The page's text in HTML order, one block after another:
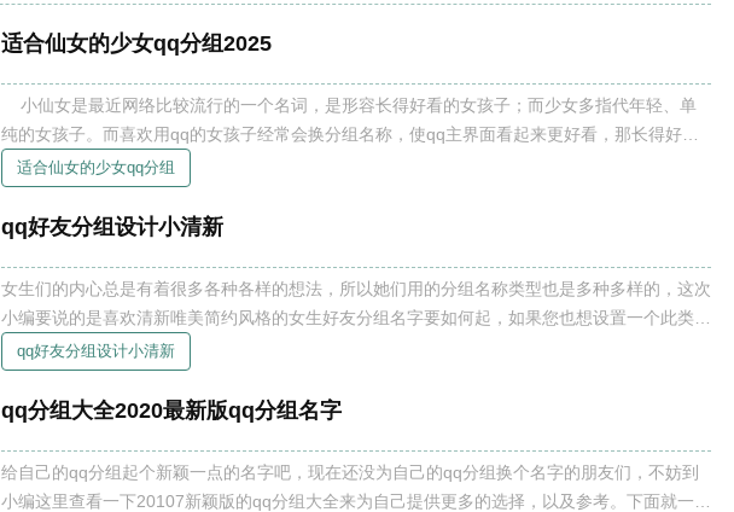
适合仙女的少女qq分组2025
纯的女孩子。而喜欢用qq的女孩子经常会换分组名称，使qq主界面看起来更好看，那长得好看
的女孩子的qq分组是什么样的呢？一起来看看适合仙女的少女qq分组。 适合仙女的少女qq分
组 很多女孩子都喜
适合仙女的少女qq分组
qq好友分组设计小清新
女生们的内心总是有着很多各种各样的想法，所以她们用的分组名称类型也是多种多样的，这次
小编要说的是喜欢清新唯美简约风格的女生好友分组名字要如何起，如果您也想设置一个此类型
的分组，可以看下这篇文章哦。 qq好友分组设计小清新 如何取清新个性的好友分组名称呢？看
看以下内容参考下吧~
qq好友分组设计小清新
qq分组大全2020最新版qq分组名字
给自己的qq分组起个新颖一点的名字吧，现在还没为自己的qq分组换个名字的朋友们，不妨到
小编这里查看一下20107新颖版的qq分组大全来为自己提供更多的选择，以及参考。下面就一起